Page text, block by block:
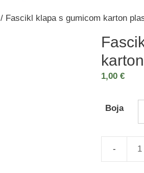
/ Fascikl klapa s gumicom karton
1,00€
Boja